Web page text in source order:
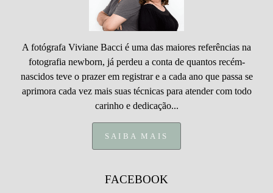
A fotógrafa Viviane Bacci é uma das maiores referências na
fotografia newborn, já perdeu a conta de quantos recém-
nascidos teve o prazer em registrar e a cada ano que passa se
aprimora cada vez mais suas técnicas para atender com todo
carinho e dedicação...
SAIBA MAIS
FACEBOOK